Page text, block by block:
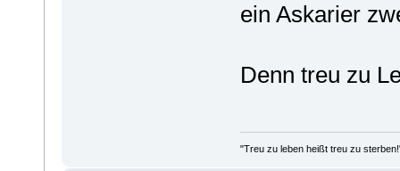
ein Askarier
Denn treu zu
"Treu zu leben heißt treu zu